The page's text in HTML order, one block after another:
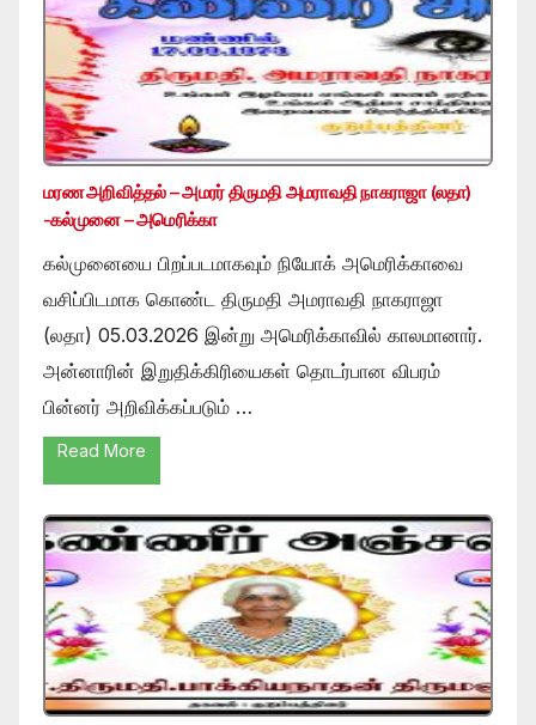
மரண அறிவித்தல் – அமரர் திருமதி அமராவதி நாகராஜா (லதா)
-கல்முனை – அமெரிக்கா
கல்முனையை பிறப்படமாகவும் நியோக் அமெரிக்காவை
வசிப்பிடமாக கொண்ட திருமதி அமராவதி நாகராஜா
(லதா) 05.03.2026 இன்று அமெரிக்காவில் காலமானார்.
அன்னாரின் இறுதிக்கிரியைகள் தொடர்பான விபரம்
பின்னர் அறிவிக்கப்படும் …
Read More